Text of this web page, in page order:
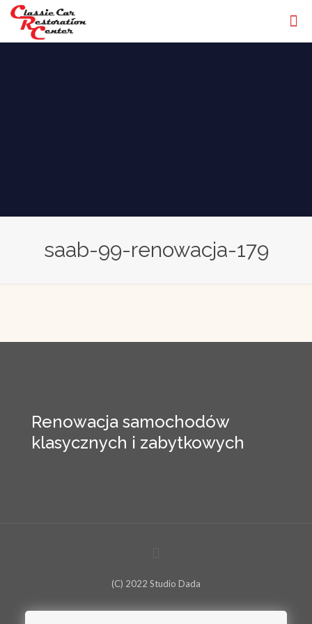
saab-99-renowacja-179
Renowacja samochodów
klasycznych i zabytkowych
(C) 2022 Studio Dada